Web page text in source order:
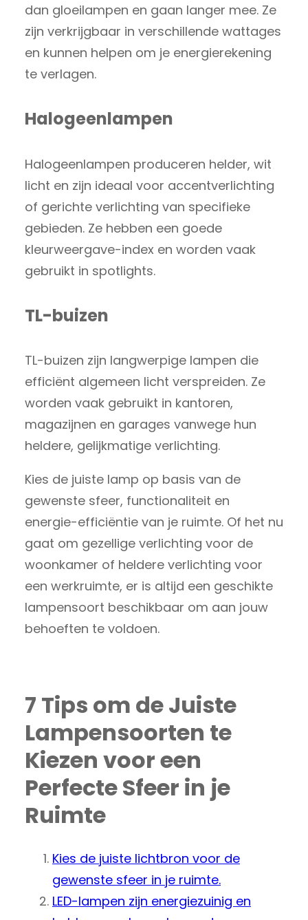
dan gloeilampen en gaan langer mee. Ze
zijn verkrijgbaar in verschillende wattages
en kunnen helpen om je energierekening
te verlagen.
Halogeenlampen
Halogeenlampen produceren helder, wit
licht en zijn ideaal voor accentverlichting
of gerichte verlichting van specifieke
gebieden. Ze hebben een goede
kleurweergave-index en worden vaak
gebruikt in spotlights.
TL-buizen
TL-buizen zijn langwerpige lampen die
efficiënt algemeen licht verspreiden. Ze
worden vaak gebruikt in kantoren,
magazijnen en garages vanwege hun
heldere, gelijkmatige verlichting.
Kies de juiste lamp op basis van de
gewenste sfeer, functionaliteit en
energie-efficiëntie van je ruimte. Of het nu
gaat om gezellige verlichting voor de
woonkamer of heldere verlichting voor
een werkruimte, er is altijd een geschikte
lampensoort beschikbaar om aan jouw
behoeften te voldoen.
7 Tips om de Juiste
Lampensoorten te
Kiezen voor een
Perfecte Sfeer in je
Ruimte
Kies de juiste lichtbron voor de
gewenste sfeer in je ruimte.
LED-lampen zijn energiezuinig en